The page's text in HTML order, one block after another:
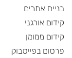
בניית אתרים
קידום אורגני
קידום ממומן
פרסום בפייסבוק